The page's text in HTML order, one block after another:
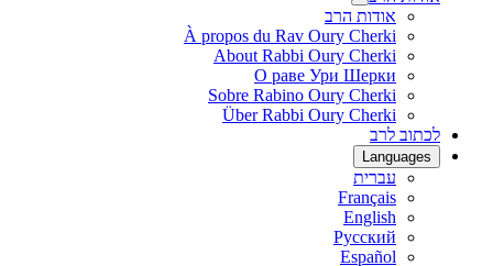
אודות הרב
À propos du Rav Oury Cherki
About Rabbi Oury Cherki
О раве Ури Шерки
Sobre Rabino Oury Cherki
Über Rabbi Oury Cherki
לכתוב לרב
Languages
עברית
Français
English
Русский
Español